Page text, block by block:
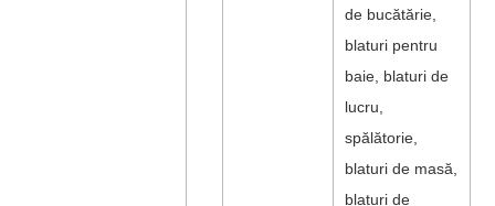
de bucătărie,
blaturi pentru
baie, blaturi de
lucru,
spălătorie,
blaturi de masă,
blaturi de